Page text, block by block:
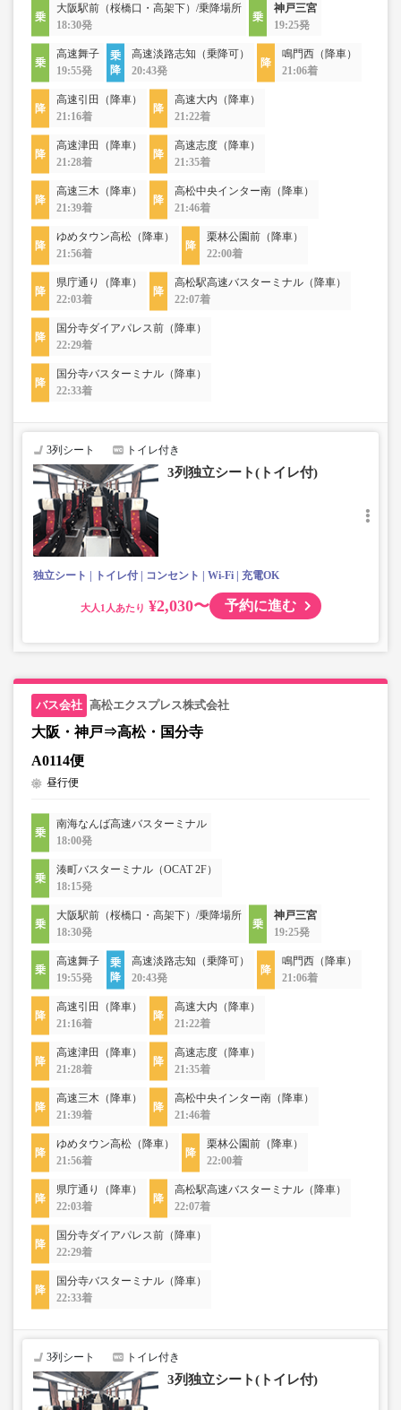
大阪駅前（桜橋口・高架下）/乗降場所
18:30発
神戸三宮
19:25発
高速舞子
19:55発
高速淡路志知（乗降可）
20:43発
鳴門西（降車）
21:06着
高速引田（降車）
21:16着
高速大内（降車）
21:22着
高速津田（降車）
21:28着
高速志度（降車）
21:35着
高速三木（降車）
21:39着
高松中央インター南（降車）
21:46着
ゆめタウン高松（降車）
21:56着
栗林公園前（降車）
22:00着
県庁通り（降車）
22:03着
高松駅高速バスターミナル（降車）
22:07着
国分寺ダイアパレス前（降車）
22:29着
国分寺バスターミナル（降車）
22:33着
3列シート トイレ付き
3列独立シート(トイレ付)
独立シート トイレ付 コンセント Wi-Fi 充電OK
大人 ¥2,030〜 予約に進む
高松エクスプレス株式会社
大阪・神戸⇒高松・国分寺
A0114便
昼行便
南海なんば高速バスターミナル
18:00発
湊町バスターミナル（OCAT 2F）
18:15発
大阪駅前（桜橋口・高架下）/乗降場所
18:30発
神戸三宮
19:25発
高速舞子
19:55発
高速淡路志知（乗降可）
20:43発
鳴門西（降車）
21:06着
高速引田（降車）
21:16着
高速大内（降車）
21:22着
高速津田（降車）
21:28着
高速志度（降車）
21:35着
高速三木（降車）
21:39着
高松中央インター南（降車）
21:46着
ゆめタウン高松（降車）
21:56着
栗林公園前（降車）
22:00着
県庁通り（降車）
22:03着
高松駅高速バスターミナル（降車）
22:07着
国分寺ダイアパレス前（降車）
22:29着
国分寺バスターミナル（降車）
22:33着
3列シート トイレ付き
3列独立シート(トイレ付)